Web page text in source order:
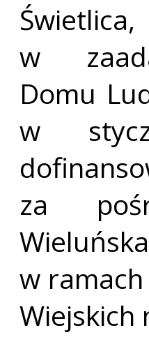
w
Domu
w
za
w
Wiejskich